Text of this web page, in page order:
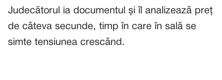
Judecătorul ia documentul și îl analizează preț
de câteva secunde, timp în care în sală se
simte tensiunea crescând.